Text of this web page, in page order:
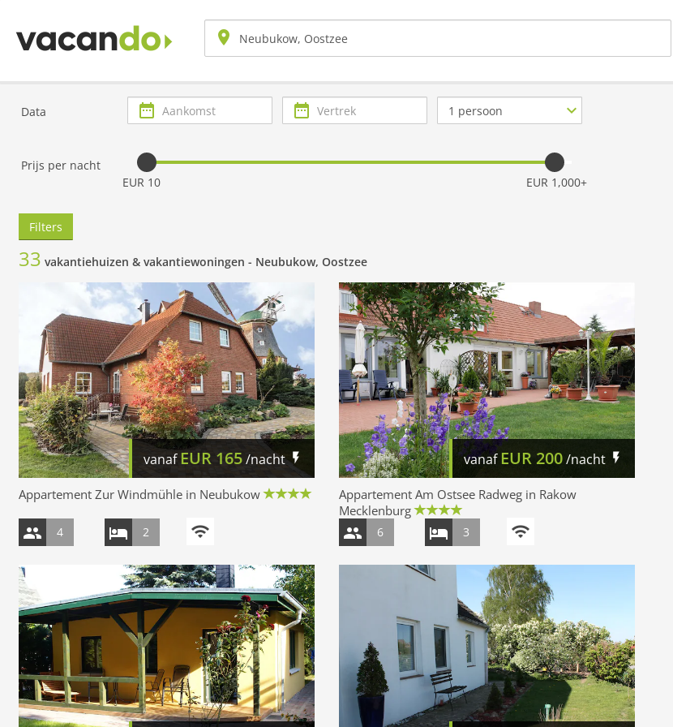
Data Aankomst Vertrek
Aantal
personen
Prijs per nacht
EUR 10
EUR 1,000+
Filters
33 vakantiehuizen & vakantiewoningen - Neubukow, Oostzee
vanafEUR 165/nacht
Appartement Zur Windmühle in Neubukow
4 2
vanaf EUR 200/nacht
Appartement Am Ostsee Radweg in Rakow
Mecklenburg
6 3